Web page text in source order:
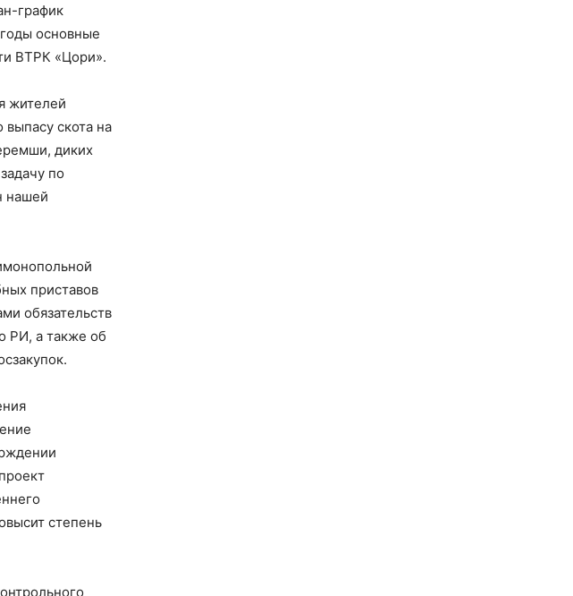
график
основные
ВТРК «Цори».
жителей
скота на
диких
по
нашей
приставов
обязательств
РИ, а также об
степень